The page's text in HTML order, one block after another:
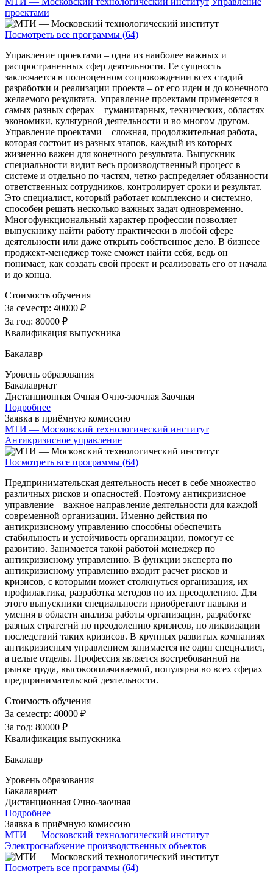
проектами
Посмотреть все программы (64)
Управление проектами – одна из наиболее важных и
распространенных сфер деятельности. Ее сущность
заключается в полноценном сопровождении всех стадий
разработки и реализации проекта – от его идеи и до конечного
желаемого результата. Управление проектами применяется в
самых разных сферах – гуманитарных, технических, областях
экономики, культурной деятельности и во многом другом.
Управление проектами – сложная, продолжительная работа,
которая состоит из разных этапов, каждый из которых
жизненно важен для конечного результата. Выпускник
специальности видит весь производственный процесс в
системе и отдельно по частям, четко распределяет обязанности
ответственных сотрудников, контролирует сроки и результат.
Это специалист, который работает комплексно и системно,
способен решать несколько важных задач одновременно.
Многофункциональный характер профессии позволяет
выпускнику найти работу практически в любой сфере
деятельности или даже открыть собственное дело. В бизнесе
проджект-менеджер тоже сможет найти себя, ведь он
понимает, как создать свой проект и реализовать его от начала
и до конца.
Стоимость обучения
За семестр: 40000 ₽
За год: 80000 ₽
Квалификация выпускника
Бакалавр
Уровень образования
Бакалавриат
Дистанционная Очная Очно-заочная Заочная
Подробнее
Заявка в приёмную комиссию
МТИ — Московский технологический институт
Антикризисное управление
Посмотреть все программы (64)
Предпринимательская деятельность несет в себе множество
различных рисков и опасностей. Поэтому антикризисное
управление – важное направление деятельности для каждой
современной организации. Именно действия по
антикризисному управлению способны обеспечить
стабильность и устойчивость организации, помогут ее
развитию. Занимается такой работой менеджер по
антикризисному управлению. В функции эксперта по
антикризисному управлению входит расчет рисков и
кризисов, с которыми может столкнуться организация, их
профилактика, разработка методов по их преодолению. Для
этого выпускники специальности приобретают навыки и
умения в области анализа работы организации, разработке
разных стратегий по преодолению кризисов, по ликвидации
последствий таких кризисов. В крупных развитых компаниях
антикризисным управлением занимается не один специалист,
а целые отделы. Профессия является востребованной на
рынке труда, высокооплачиваемой, популярна во всех сферах
предпринимательской деятельности.
Стоимость обучения
За семестр: 40000 ₽
За год: 80000 ₽
Квалификация выпускника
Бакалавр
Уровень образования
Бакалавриат
Дистанционная Очно-заочная
Подробнее
Заявка в приёмную комиссию
МТИ — Московский технологический институт
Электроснабжение производственных объектов
Посмотреть все программы (64)